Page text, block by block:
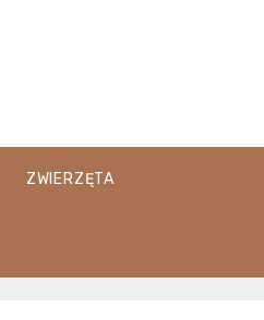
ZWIERZĘTA